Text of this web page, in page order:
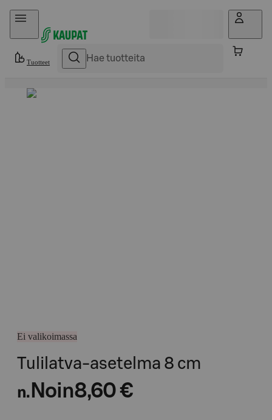
Hyppää sisältöön
Tuotteet
Ei valikoimassa
Tulilatva-asetelma 8 cm
n. Noin8,60 €